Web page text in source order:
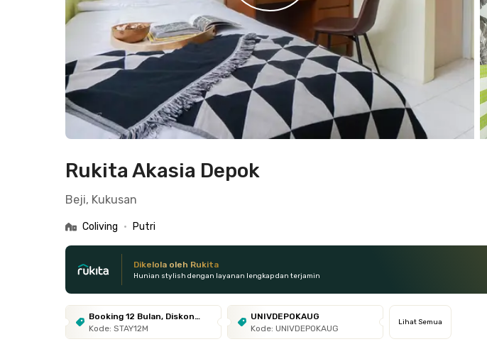
Rukita Akasia Depok
Beji, Kukusan
Coliving • Putri
Dikelola oleh Rukita
Hunian stylish dengan layanan lengkap dan terjamin
Booking 12 Bulan, Diskon
10%
Kode: STAY12M
UNIVDEPOKAUG
Kode: UNIVDEPOKAUG
Lihat Semua